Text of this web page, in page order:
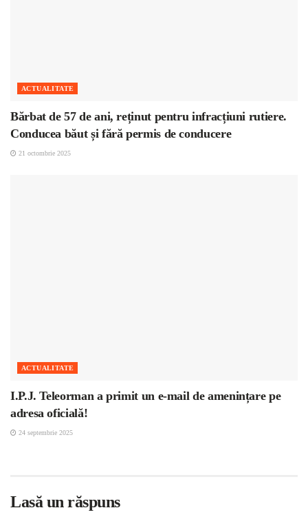
ACTUALITATE
Bărbat de 57 de ani, reținut pentru infracțiuni rutiere.
Conducea băut și fără permis de conducere
21 octombrie 2025
ACTUALITATE
I.P.J. Teleorman a primit un e-mail de amenințare pe
adresa oficială!
24 septembrie 2025
Lasă un răspuns